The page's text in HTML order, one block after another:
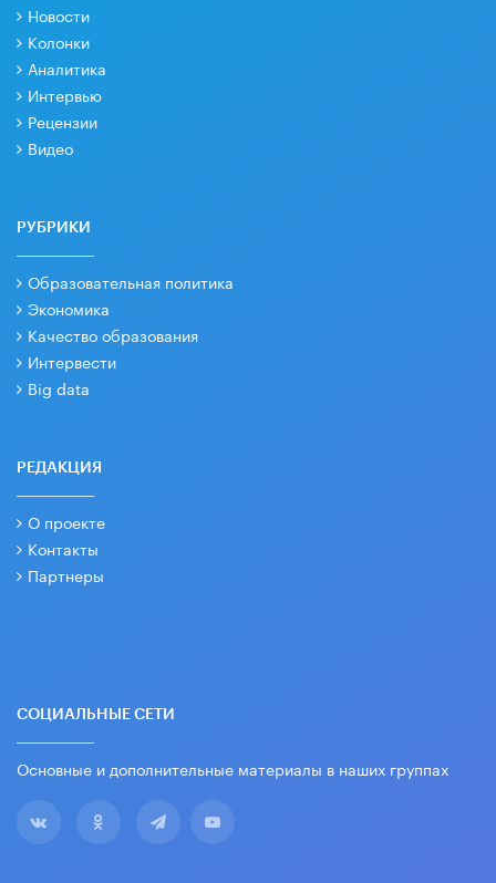
Новости
Колонки
Аналитика
Интервью
Рецензии
Видео
РУБРИКИ
Образовательная политика
Экономика
Качество образования
Интервести
Big data
РЕДАКЦИЯ
О проекте
Контакты
Партнеры
СОЦИАЛЬНЫЕ СЕТИ
Основные и дополнительные материалы в наших группах